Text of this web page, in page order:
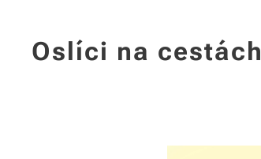
Oslíci na cestách